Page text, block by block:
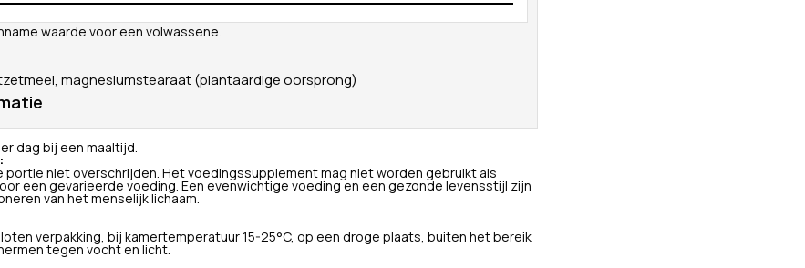
waarde voor een volwassene.
magnesiumstearaat (plantaardige oorsprong)
dag bij een maaltijd.
portie niet overschrijden. Het voedingssupplement mag niet worden gebruikt als
een gevarieerde voeding. Een evenwichtige voeding en een gezonde levensstijl zijn
van het menselijk lichaam.
verpakking, bij kamertemperatuur 15-25°C, op een droge plaats, buiten het bereik
tegen vocht en licht.